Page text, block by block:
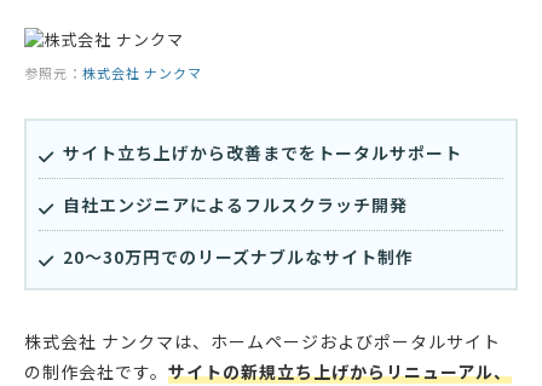
参照元： 株式会社 ナンクマ
サイト立ち上げから改善までをトータルサポート
自社エンジニアによるフルスクラッチ開発
20〜30万円でのリーズナブルなサイト制作
株式会社 ナンクマは、ホームページおよびポータルサイト
の制作会社です。 サイトの新規立ち上げからリニューアル、